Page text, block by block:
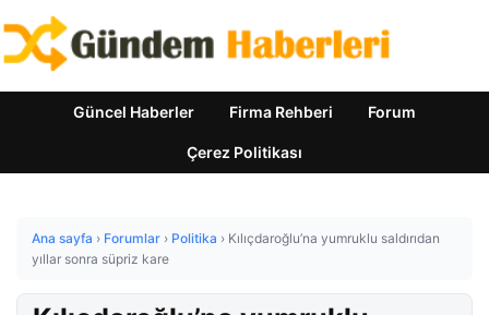
Güncel Haberler Firma Rehberi Forum
Çerez Politikası
Ana sayfa › Forumlar › Politika › Kılıçdaroğlu’na yumruklu saldırıdan
yıllar sonra süpriz kare